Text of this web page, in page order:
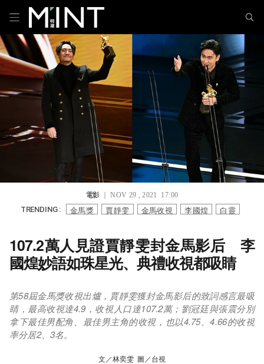
電影｜ NOV 29 , 2021 17:00
TRENDING : 金馬獎 賈靜雯 金馬收視 李國煌 白靈
107.2萬人見證賈靜雯封金馬影后 李
國煌妙語如珠星光、典禮收視都吸睛
第58屆金馬獎收視出爐，賈靜雯獲封金馬影后的致詞感言最吸
睛，最高收視達4.9，收視人口達107.2萬；劉冠廷與張震分別
拿下最佳男配角、最佳男主角的收視，也以4.75、4.66的收視
率分居2、3名。
文／林奕雯 圖／台視